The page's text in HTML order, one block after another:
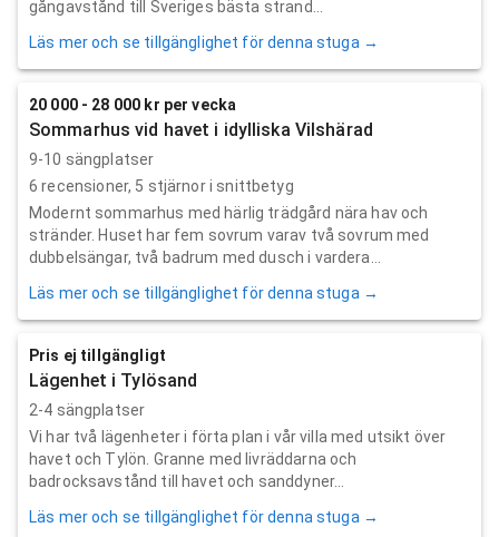
gångavstånd till Sveriges bästa strand...
Läs mer och se tillgänglighet för denna stuga →
20 000 - 28 000 kr per vecka
Sommarhus vid havet i idylliska Vilshärad
9-10 sängplatser
6 recensioner, 5 stjärnor i snittbetyg
Modernt sommarhus med härlig trädgård nära hav och
stränder. Huset har fem sovrum varav två sovrum med
dubbelsängar, två badrum med dusch i vardera...
Läs mer och se tillgänglighet för denna stuga →
Pris ej tillgängligt
Lägenhet i Tylösand
2-4 sängplatser
Vi har två lägenheter i förta plan i vår villa med utsikt över
havet och Tylön. Granne med livräddarna och
badrocksavstånd till havet och sanddyner...
Läs mer och se tillgänglighet för denna stuga →